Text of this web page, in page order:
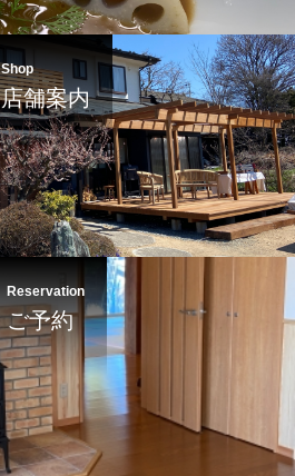
Shop
店舗案内
Reservation
ご予約